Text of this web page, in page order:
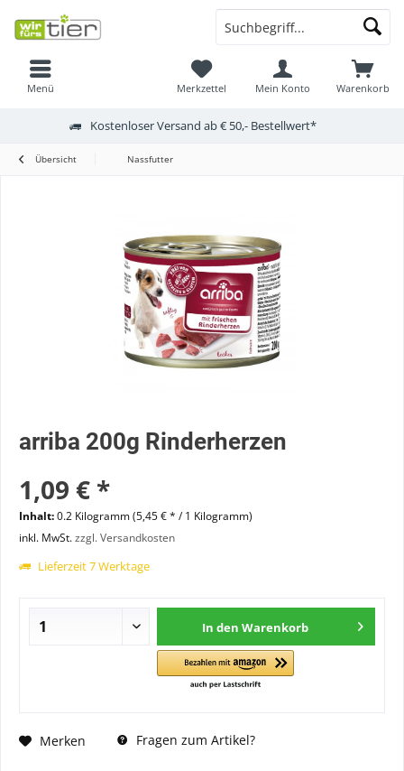
Menü Warenkorb
Merkzettel Mein Konto
Kostenloser Versand ab € 50,- Bestellwert*
Übersicht Nassfutter
arriba 200g Rinderherzen
1,09 € *
Inhalt:0.2 Kilogramm (5,45 € * / 1 Kilogramm)
inkl. MwSt.zzgl. Versandkosten
Lieferzeit 7 Werktage
In den Warenkorb
Merken Fragen zum Artikel?